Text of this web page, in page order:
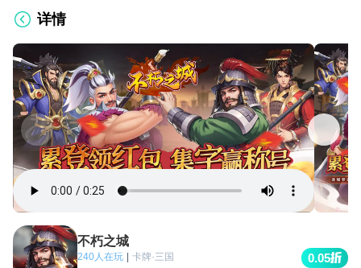
详情
不朽之城
240人在玩 | 卡牌·三国
0.05